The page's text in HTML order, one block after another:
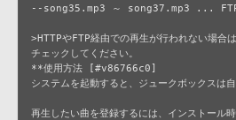
--song35.mp3 ～ song37.mp3 ... FTP
>HTTPやFTP経由での再生が行われない場合
チェックしてください。
**使用方法 [#v86766c0]
システムを起動すると、ジュークボックスは
再生したい曲を登録するには、インストール